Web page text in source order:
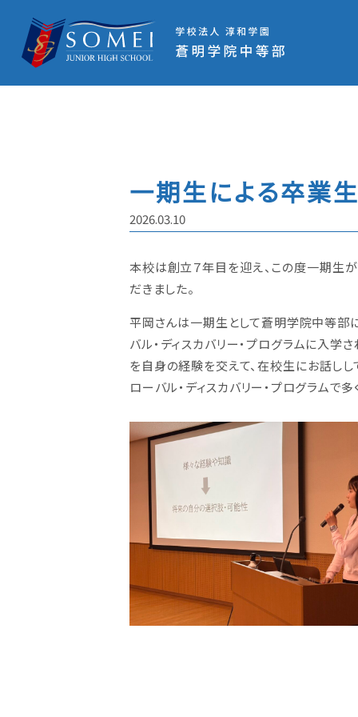
一期生による卒業
2026.03.10
本校は創立７年目を迎え、この度一期生
だきました。
平岡さんは一期生として蒼明学院中等部
バル・ディスカバリー・プログラムに入学
を自身の経験を交えて、在校生にお話し
ローバル・ディスカバリー・プログラムで